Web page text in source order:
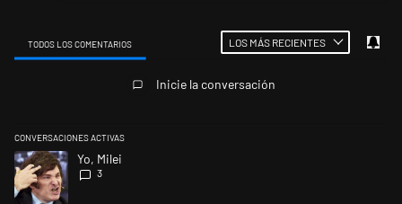
TODOS LOS COMENTARIOS LOS MÁS RECIENTES
Inicie la conversación
CONVERSACIONES ACTIVAS
Este listado muestra los artículos con más comentarios en los últimos
Un artículo de tendencia con el título "Yo, Milei" con 3 comentarios.
Yo, Milei
3